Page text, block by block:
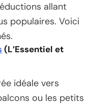
allant
populaires. Voici
(L’Essentiel et
idéale vers
ou les petits